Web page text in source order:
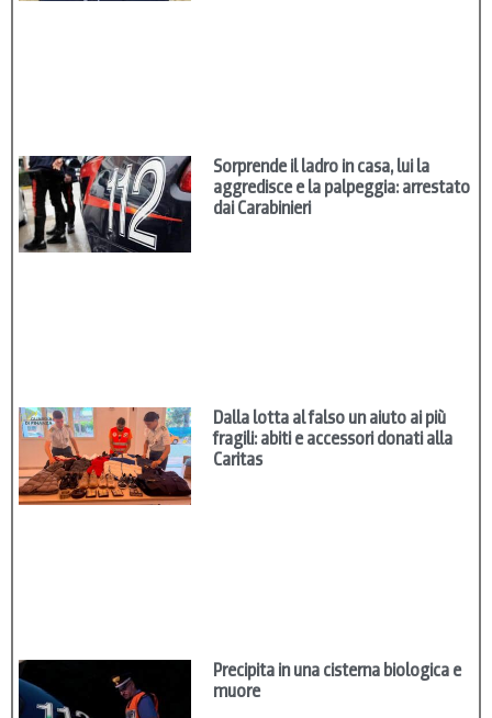
Sorprende il ladro in casa, lui la
aggredisce e la palpeggia: arrestato
dai Carabinieri
Dalla lotta al falso un aiuto ai più
fragili: abiti e accessori donati alla
Caritas
Precipita in una cisterna biologica e
muore